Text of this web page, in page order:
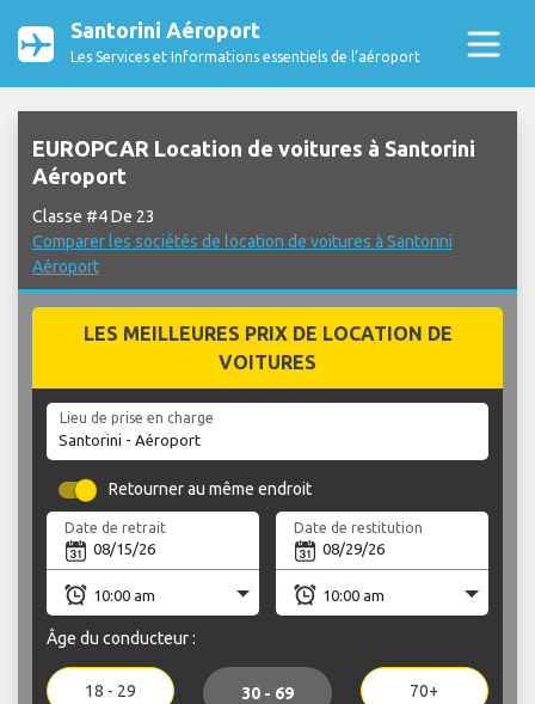
Santorini Aéroport
Les Services et Informations essentiels de l’aéroport
EUROPCAR Location de voitures à Santorini
Aéroport
Classe #4 De 23
Comparer les sociétés de location de voitures à Santorini
Aéroport
LES MEILLEURES PRIX DE LOCATION DE
VOITURES
Lieu de prise en charge
Retourner au même endroit
Date de retrait Date de restitution
Âge du conducteur :
18 - 29 30 - 69 70+